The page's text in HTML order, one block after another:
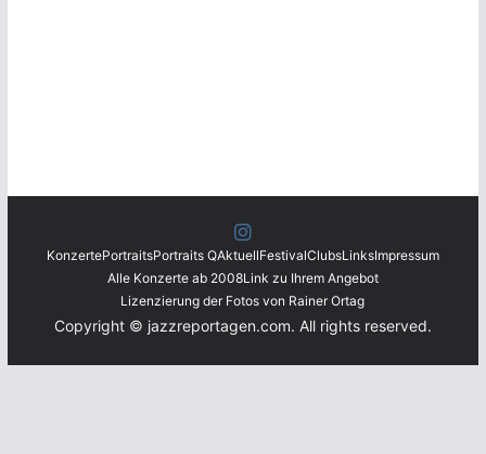
KonzertePortraitsPortraits QAktuellFestivalClubsLinksImpressum
Alle Konzerte ab 2008Link zu Ihrem Angebot
Lizenzierung der Fotos von Rainer Ortag
Copyright © jazzreportagen.com. All rights reserved.